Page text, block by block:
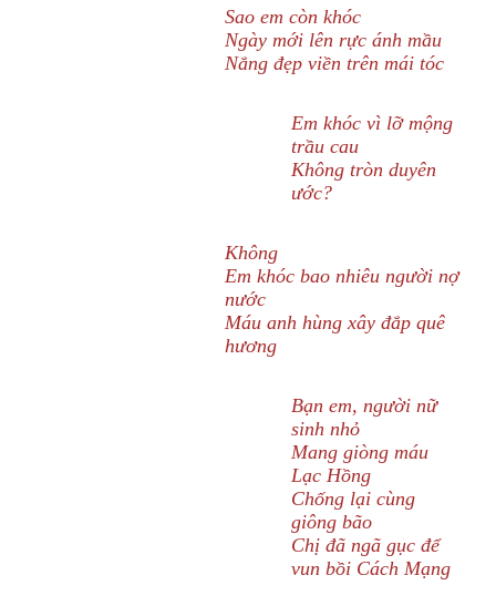
Sao em còn khóc
Ngày mới lên rực ánh mầu
Nắng đẹp viền trên mái tóc
Em khóc vì lỡ mộng
trầu cau
Không tròn duyên
ước?
Không
Em khóc bao nhiêu người nợ
nước
Máu anh hùng xây đắp quê
hương
Bạn em, người nữ
sinh nhỏ
Mang giòng máu
Lạc Hồng
Chống lại cùng
giông bão
Chị đã ngã gục để
vun bồi Cách Mạng